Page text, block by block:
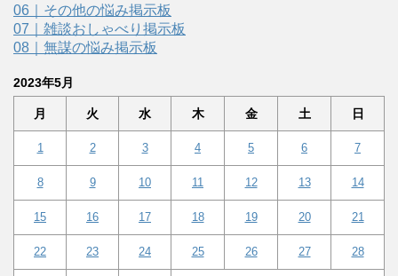
06｜その他の悩み掲示板
07｜雑談おしゃべり掲示板
08｜無謀の悩み掲示板
2023年5月
月 火 水 木 金 土 日
1 2 3 4 5 6 7
8 9 10 11 12 13 14
15 16 17 18 19 20 21
22 23 24 25 26 27 28